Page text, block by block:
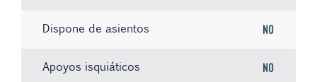
Dispone de asientos No
Apoyos isquiáticos No